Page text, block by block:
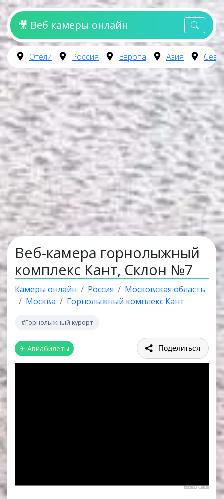
🎥 Веб камеры онлайн
Отели Россия Европа Азия
Веб-камера горнолыжный
комплекс Кант, Склон №7
Камеры онлайн Россия
Московская область
Москва
Горнолыжный комплекс Кант
#Горнолыжный курорт
✈ Авиабилеты Поделиться
Powered by Ivideon